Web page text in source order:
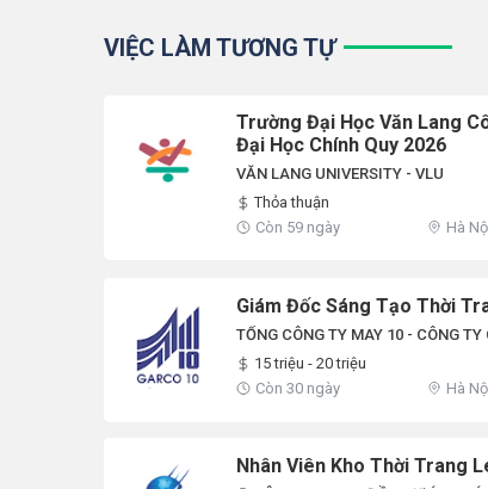
VIỆC LÀM TƯƠNG TỰ
Trường Đại Học Văn Lang
Đại Học Chính Quy 2026
VĂN LANG UNIVERSITY - VLU
Thỏa thuận
Còn 59 ngày
Hà
Giám Đốc Sáng Tạo Thời
TỔNG CÔNG TY MAY 10 - CÔNG TY
15 triệu - 20 triệu
Còn 30 ngày
Hà
Nhân Viên Kho Thời Trang